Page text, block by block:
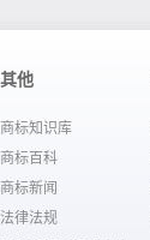
其他
商标知识库
商标百科
商标新闻
法律法规